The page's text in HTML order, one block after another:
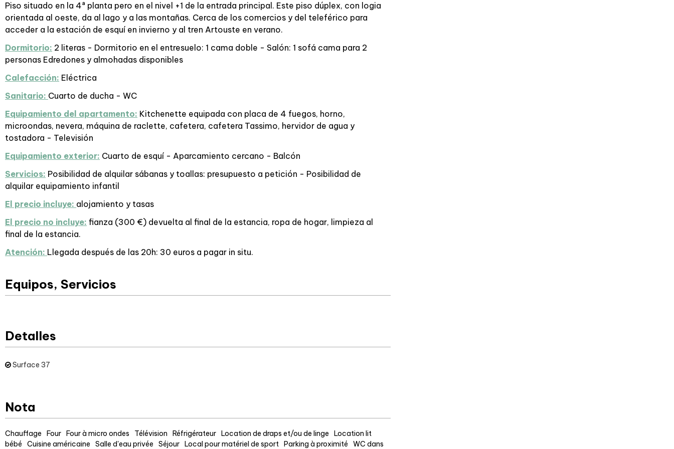
Piso situado en la 4ª planta pero en el nivel +1 de la entrada principal. Este piso dúplex, con logia
orientada al oeste, da al lago y a las montañas. Cerca de los comercios y del teleférico para
acceder a la estación de esquí en invierno y al tren Artouste en verano.
Dormitorio: 2 literas - Dormitorio en el entresuelo: 1 cama doble - Salón: 1 sofá cama para 2
personas Edredones y almohadas disponibles
Calefacción: Eléctrica
Sanitario: Cuarto de ducha - WC
Equipamiento del apartamento: Kitchenette equipada con placa de 4 fuegos, horno,
microondas, nevera, máquina de raclette, cafetera, cafetera Tassimo, hervidor de agua y
tostadora - Televisión
Equipamiento exterior: Cuarto de esquí - Aparcamiento cercano - Balcón
Servicios: Posibilidad de alquilar sábanas y toallas: presupuesto a petición - Posibilidad de
alquilar equipamiento infantil
El precio incluye: alojamiento y tasas
El precio no incluye: fianza (300 €) devuelta al final de la estancia, ropa de hogar, limpieza al
final de la estancia.
Atención: Llegada después de las 20h: 30 euros a pagar in situ.
Equipos, Servicios
Detalles
Surface 37
Nota
Chauffage Four Four à micro ondes Télévision Réfrigérateur Location de draps et/ou de linge
Location lit
bébé
Cuisine américaine Salle d'eau privée Séjour Local pour matériel de sport Parking à proximité
WC dans